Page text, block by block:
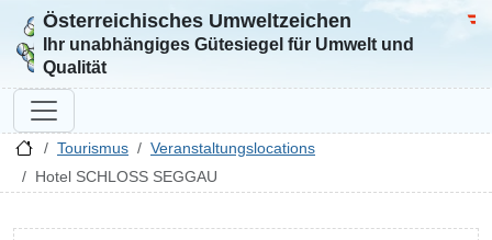
Zur Startseite
Österreichisches Umweltzeichen
Ihr unabhängiges Gütesiegel für Umwelt und
Qualität
Tourismus
Veranstaltungslocations
Hotel SCHLOSS SEGGAU